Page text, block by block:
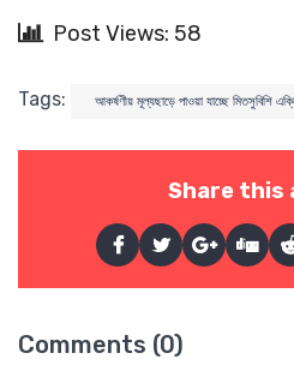
Post Views: 58
Tags: আকর্ষণীয় মূল্যছাড়ে পাওয়া যাচ্ছে মিতসুবিশি
Share this
Comments (0)